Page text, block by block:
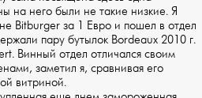
на него были не такие низкие. Я
Bitburger за 1 Евро и пошел в отдел
пару бутылок Bordeaux 2010 г.
Винный отдел отличался своим
заметил я, сравнивая его
витриной.